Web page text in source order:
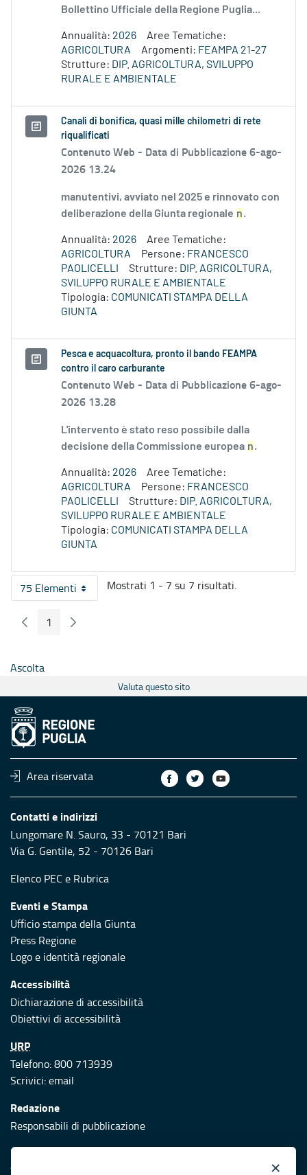
Bollettino Ufficiale della Regione Puglia...
Annualità: 2026
Aree Tematiche:
AGRICOLTURA
Argomenti: FEAMPA 21-27
Strutture: DIP. AGRICOLTURA, SVILUPPO
RURALE E AMBIENTALE
Canali di bonifica, quasi mille chilometri di rete
riqualificati
Contenuto Web - Data di Pubblicazione 6-ago-
2026 13.24
manutentivi, avviato nel 2025 e rinnovato con
deliberazione della Giunta regionale n.
Annualità: 2026
Aree Tematiche:
AGRICOLTURA
Persone: FRANCESCO
PAOLICELLI
Strutture: DIP. AGRICOLTURA,
SVILUPPO RURALE E AMBIENTALE
Tipologia: COMUNICATI STAMPA DELLA
GIUNTA
Pesca e acquacoltura, pronto il bando FEAMPA
contro il caro carburante
Contenuto Web - Data di Pubblicazione 6-ago-
2026 13.28
L'intervento è stato reso possibile dalla
decisione della Commissione europea n.
Annualità: 2026
Aree Tematiche:
AGRICOLTURA
Persone: FRANCESCO
PAOLICELLI
Strutture: DIP. AGRICOLTURA,
SVILUPPO RURALE E AMBIENTALE
Tipologia: COMUNICATI STAMPA DELLA
GIUNTA
75 ElementiPer pagina
Mostrati 1 - 7 su 7 risultati.
Pagina Precedente
Pagina
1 Pagina Seguente
Ascolta
Valuta questo sito
Area riservata
Contatti e indirizzi
Lungomare N. Sauro, 33 - 70121 Bari
Via G. Gentile, 52 - 70126 Bari
Elenco PEC e Rubrica
Eventi e Stampa
Ufficio stampa della Giunta
Press Regione
Logo e identità regionale
Accessibilità
Dichiarazione di accessibilità
Obiettivi di accessibilità
URP
Telefono: 800 713939
Scrivici:email
Redazione
Responsabili di pubblicazione
Protezione civile
Vai al sito di Protezione Civile Puglia ×